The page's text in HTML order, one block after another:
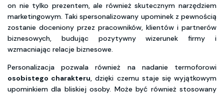
on nie tylko prezentem, ale również skutecznym narzędziem
marketingowym. Taki spersonalizowany upominek z pewnością
zostanie doceniony przez pracowników, klientów i partnerów
biznesowych, budując pozytywny wizerunek firmy i
wzmacniając relacje biznesowe.
Personalizacja pozwala również na nadanie termoforowi
osobistego charakteru, dzięki czemu staje się wyjątkowym
upominkiem dla bliskiej osoby. Może być również stosowany